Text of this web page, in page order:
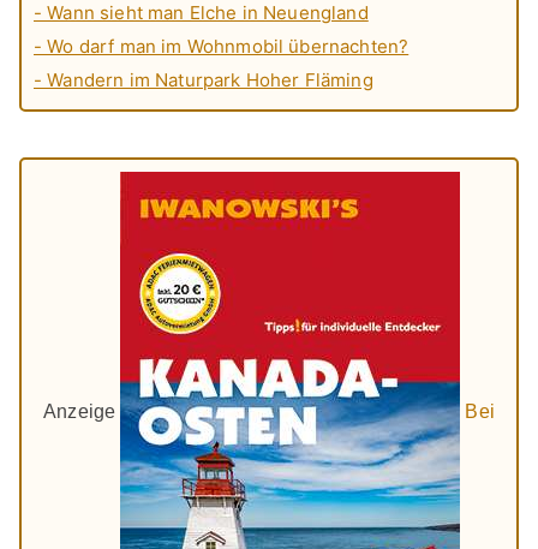
- Wann sieht man Elche in Neuengland
- Wo darf man im Wohnmobil übernachten?
- Wandern im Naturpark Hoher Fläming
Anzeige Bei